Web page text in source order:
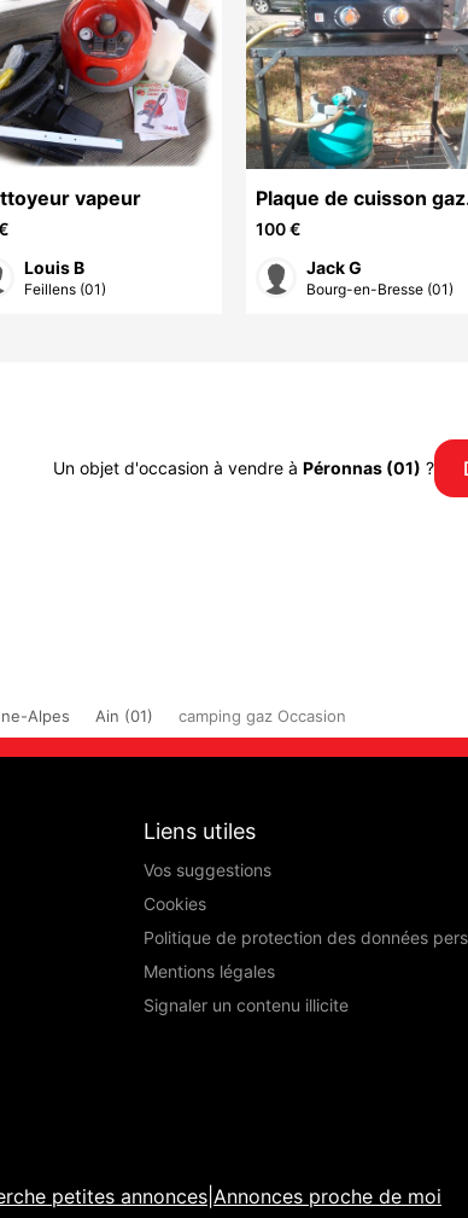
vapeur
Louis B
Feillens (01)
Plaque de cuisson gaz
sur chariot
100 €
Jack G
Bourg-en-Bresse (01)
Un objet d'occasion à vendre à Péronnas (01) ?
Alpes Ain (01) camping gaz Occasion
Liens utiles
Vos suggestions
Cookies
Politique de protection des données
Mentions légales
Signaler un contenu illicite
petites annonces Annonces proche de moi